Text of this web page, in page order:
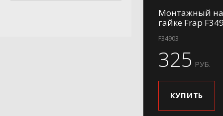
Монтажный
гайке Frap
F34903
325 РУБ.
КУПИТЬ